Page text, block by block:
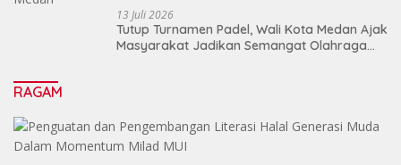
13 Juli 2026
Tutup Turnamen Padel, Wali Kota Medan Ajak
Masyarakat Jadikan Semangat Olahraga
RAGAM